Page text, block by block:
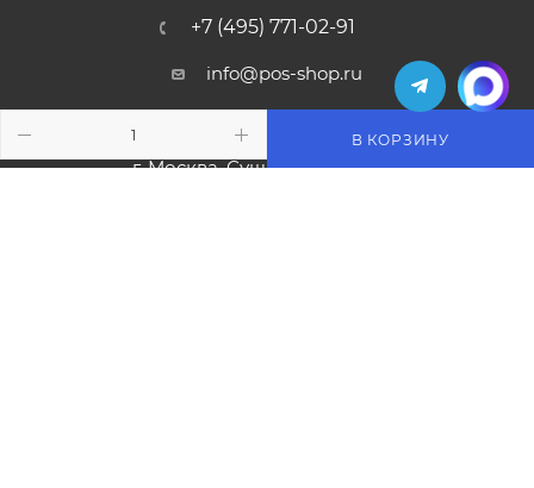
В КОРЗИНУ
+7 (495) 771-02-91
info@pos-shop.ru
оборудование
г. Москва, Сущевский вал, д. 5с1А'